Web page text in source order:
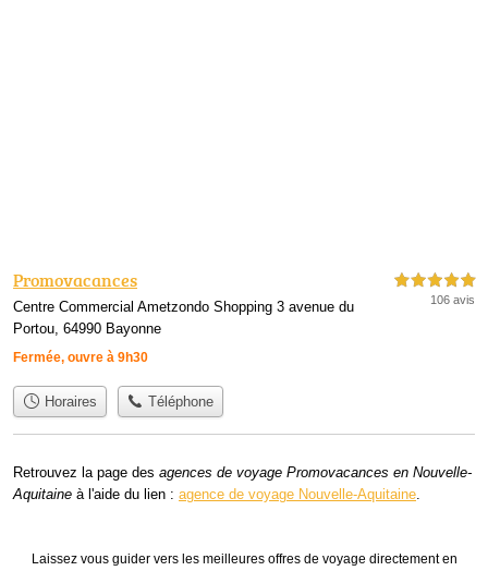
Promovacances
Centre Commercial Ametzondo Shopping 3 avenue du
Portou, 64990 Bayonne
Fermée, ouvre à 9h30
5,0 étoiles sur 5
106 avis
Horaires Téléphone
Retrouvez la page des agences de voyage Promovacances en Nouvelle-
Aquitaine à l'aide du lien : agence de voyage Nouvelle-Aquitaine
Laissez vous guider vers les meilleures offres de voyage directement en